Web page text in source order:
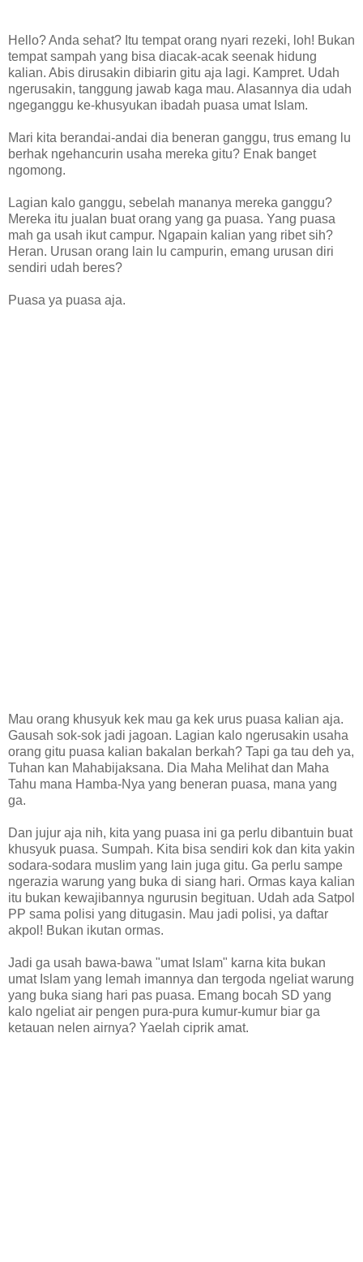
Hello? Anda sehat? Itu tempat orang nyari rezeki, loh! Bukan
tempat sampah yang bisa diacak-acak seenak hidung
kalian. Abis dirusakin dibiarin gitu aja lagi. Kampret. Udah
ngerusakin, tanggung jawab kaga mau. Alasannya dia udah
ngeganggu ke-khusyukan ibadah puasa umat Islam.
Mari kita berandai-andai dia beneran ganggu, trus emang lu
berhak ngehancurin usaha mereka gitu? Enak banget
ngomong.
Lagian kalo ganggu, sebelah mananya mereka ganggu?
Mereka itu jualan buat orang yang ga puasa. Yang puasa
mah ga usah ikut campur. Ngapain kalian yang ribet sih?
Heran. Urusan orang lain lu campurin, emang urusan diri
sendiri udah beres?
Puasa ya puasa aja.
Mau orang khusyuk kek mau ga kek urus puasa kalian aja.
Gausah sok-sok jadi jagoan. Lagian kalo ngerusakin usaha
orang gitu puasa kalian bakalan berkah? Tapi ga tau deh ya,
Tuhan kan Mahabijaksana. Dia Maha Melihat dan Maha
Tahu mana Hamba-Nya yang beneran puasa, mana yang
ga.
Dan jujur aja nih, kita yang puasa ini ga perlu dibantuin buat
khusyuk puasa. Sumpah. Kita bisa sendiri kok dan kita yakin
sodara-sodara muslim yang lain juga gitu. Ga perlu sampe
ngerazia warung yang buka di siang hari. Ormas kaya kalian
itu bukan kewajibannya ngurusin begituan. Udah ada Satpol
PP sama polisi yang ditugasin. Mau jadi polisi, ya daftar
akpol! Bukan ikutan ormas.
Jadi ga usah bawa-bawa "umat Islam" karna kita bukan
umat Islam yang lemah imannya dan tergoda ngeliat warung
yang buka siang hari pas puasa. Emang bocah SD yang
kalo ngeliat air pengen pura-pura kumur-kumur biar ga
ketauan nelen airnya? Yaelah ciprik amat.